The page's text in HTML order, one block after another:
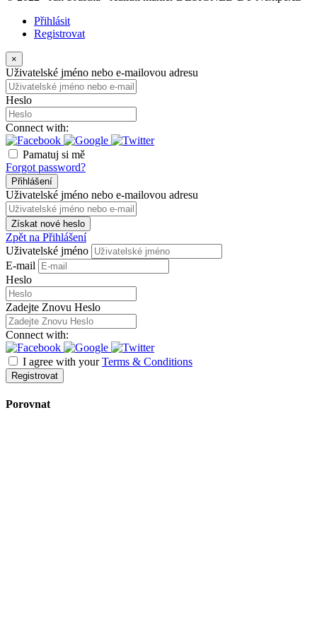
Přihlásit
Registrovat
×
Uživatelské jméno nebo e-mailovou adresu
Heslo
Connect with:
Pamatuj si mě
Forgot password?
Přihlášení
Uživatelské jméno nebo e-mailovou adresu
Získat nové heslo
Zpět na Přihlášení
Uživatelské jméno
E-mail
Heslo
Zadejte Znovu Heslo
Connect with:
I agree with yourTerms & Conditions
Registrovat
Porovnat